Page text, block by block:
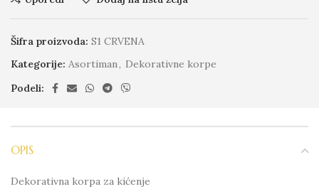
Šifra proizvoda: S1 CRVENA
Kategorije: Asortiman, Dekorativne korpe
Podeli:
OPIS
Dekorativna korpa za kićenje